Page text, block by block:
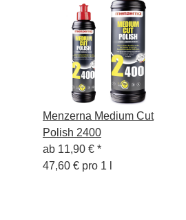
Menzerna Medium Cut
Polish 2400
ab 11,90 € *
47,60 € pro 1 l